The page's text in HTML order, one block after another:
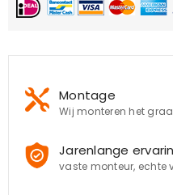
Montage
Wij monteren het
Jarenlange
vaste monteur,